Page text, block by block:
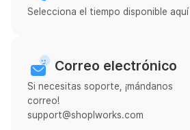
Selecciona el tiempo disponible aquí
Correo electrónico
Si necesitas soporte, ¡mándanos
correo!
support@shoplworks.com